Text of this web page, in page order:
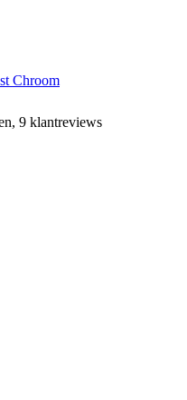
Chroom
9 klantreviews